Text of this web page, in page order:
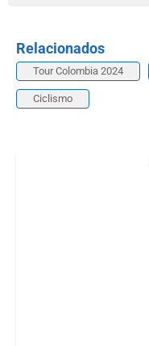
Relacionados
Tour Colombia 2024
Ciclismo